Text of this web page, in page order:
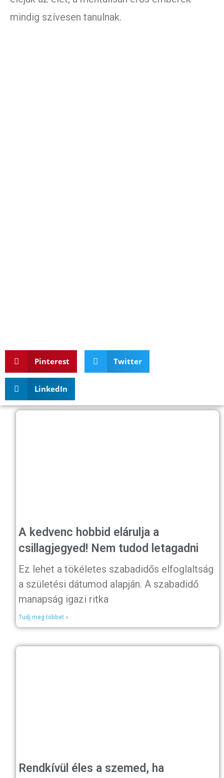
mindig szívesen tanulnak.
Pinterest Twitter
LinkedIn
A kedvenc hobbid elárulja a
csillagjegyed! Nem tudod letagadni
Ez lehet a tökéletes szabadidős elfoglaltság
a születési dátumod alapján. A szabadidő
manapság igazi ritka
Tudj meg többet »
Rendkívül éles a szemed, ha